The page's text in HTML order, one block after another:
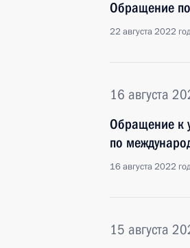
Обращение по
22 августа 2022
16 августа
Обращение к
по
16 августа 2022
15 августа